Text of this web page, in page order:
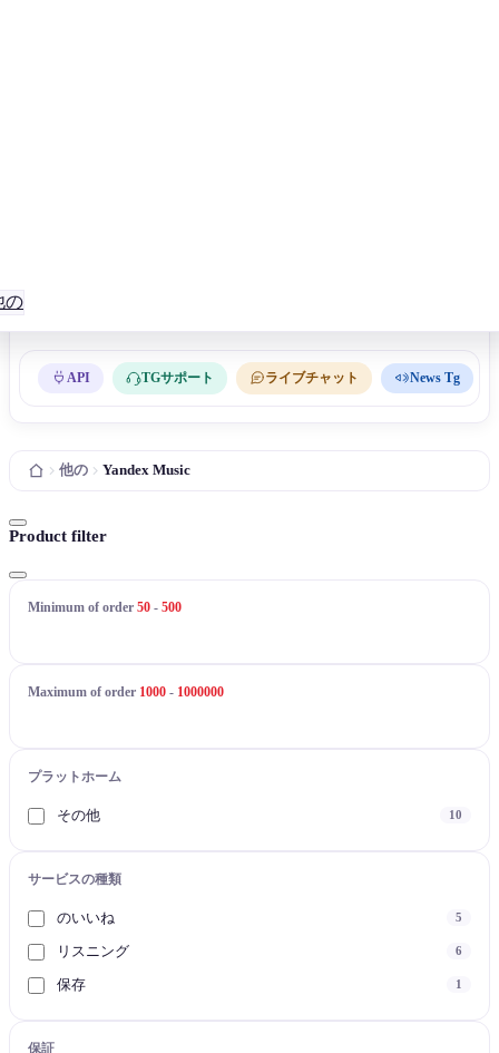
の
API TGサポート ライブチャット News Tg
他の Yandex Music
Product filter
Minimum of order 50 - 500
Maximum of order 1000 - 1000000
プラットホーム
その他 10
サービスの種類
のいいね 5
リスニング 6
保存 1
保証